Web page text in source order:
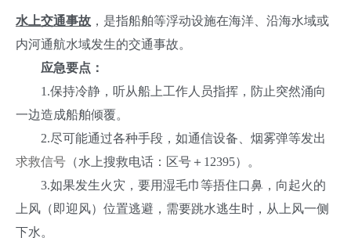
水上交通事故 ，是指船舶等浮动设施在海洋、沿海水域或
内河通航水域发生的交通事故。
应急要点：
1.保持冷静，听从船上工作人员指挥，防止突然涌向
一边造成船舶倾覆。
2.尽可能通过各种手段，如通信设备、烟雾弹等发出
求救信号 （水上搜救电话：区号＋12395）。
3.如果发生火灾，要用湿毛巾等捂住口鼻，向起火的
上风（即迎风）位置逃避，需要跳水逃生时，从上风一侧
下水。